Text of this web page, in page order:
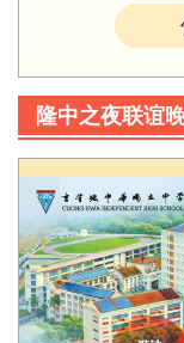
隆中之夜联谊